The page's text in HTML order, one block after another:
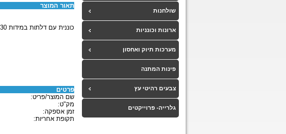
שולחנות
ארונות וכונניות
מערכות תיוק ואחסון
פינות המתנה
צבעים רהיטי עץ
גלרייה- פרוייקטים
תאור המוצר
כוננית עם דלתות במידות 80/210/30 דמוי פורניר דלתות 80
פרטים
שם המוצר/פריט:
מק"ט:
זמן אספקה:
תקופת אחריות: